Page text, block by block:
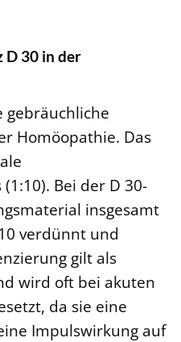
D 30 in der
gebräuchliche
Homöopathie. Das
Bei der D 30-
insgesamt
verdünnt und
gilt als
wird oft bei akuten
da sie eine
Impulswirkung auf